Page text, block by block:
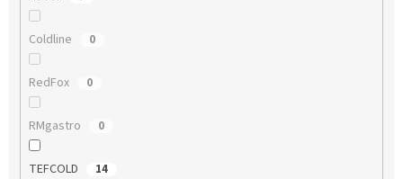
Coldline 0
RedFox 0
RMgastro 0
TEFCOLD 14